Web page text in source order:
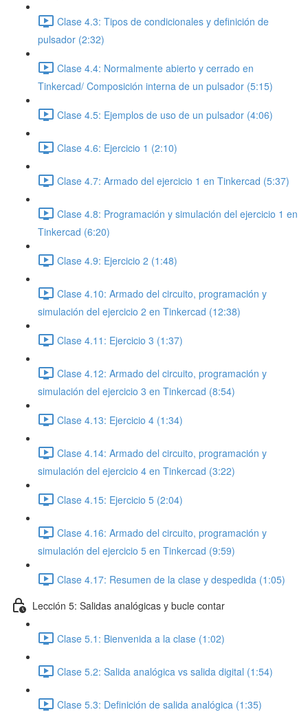
Clase 4.3: Tipos de condicionales y definición de
pulsador (2:32)
Clase 4.4: Normalmente abierto y cerrado en
Tinkercad/ Composición interna de un pulsador (5:15)
Clase 4.5: Ejemplos de uso de un pulsador (4:06)
Clase 4.6: Ejercicio 1 (2:10)
Clase 4.7: Armado del ejercicio 1 en Tinkercad (5:37)
Clase 4.8: Programación y simulación del ejercicio 1 en
Tinkercad (6:20)
Clase 4.9: Ejercicio 2 (1:48)
Clase 4.10: Armado del circuito, programación y
simulación del ejercicio 2 en Tinkercad (12:38)
Clase 4.11: Ejercicio 3 (1:37)
Clase 4.12: Armado del circuito, programación y
simulación del ejercicio 3 en Tinkercad (8:54)
Clase 4.13: Ejercicio 4 (1:34)
Clase 4.14: Armado del circuito, programación y
simulación del ejercicio 4 en Tinkercad (3:22)
Clase 4.15: Ejercicio 5 (2:04)
Clase 4.16: Armado del circuito, programación y
simulación del ejercicio 5 en Tinkercad (9:59)
Clase 4.17: Resumen de la clase y despedida (1:05)
Lección 5: Salidas analógicas y bucle contar
Clase 5.1: Bienvenida a la clase (1:02)
Clase 5.2: Salida analógica vs salida digital (1:54)
Clase 5.3: Definición de salida analógica (1:35)